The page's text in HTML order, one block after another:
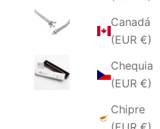
Canadá
(EUR €)
Chequia
(EUR €)
Chipre